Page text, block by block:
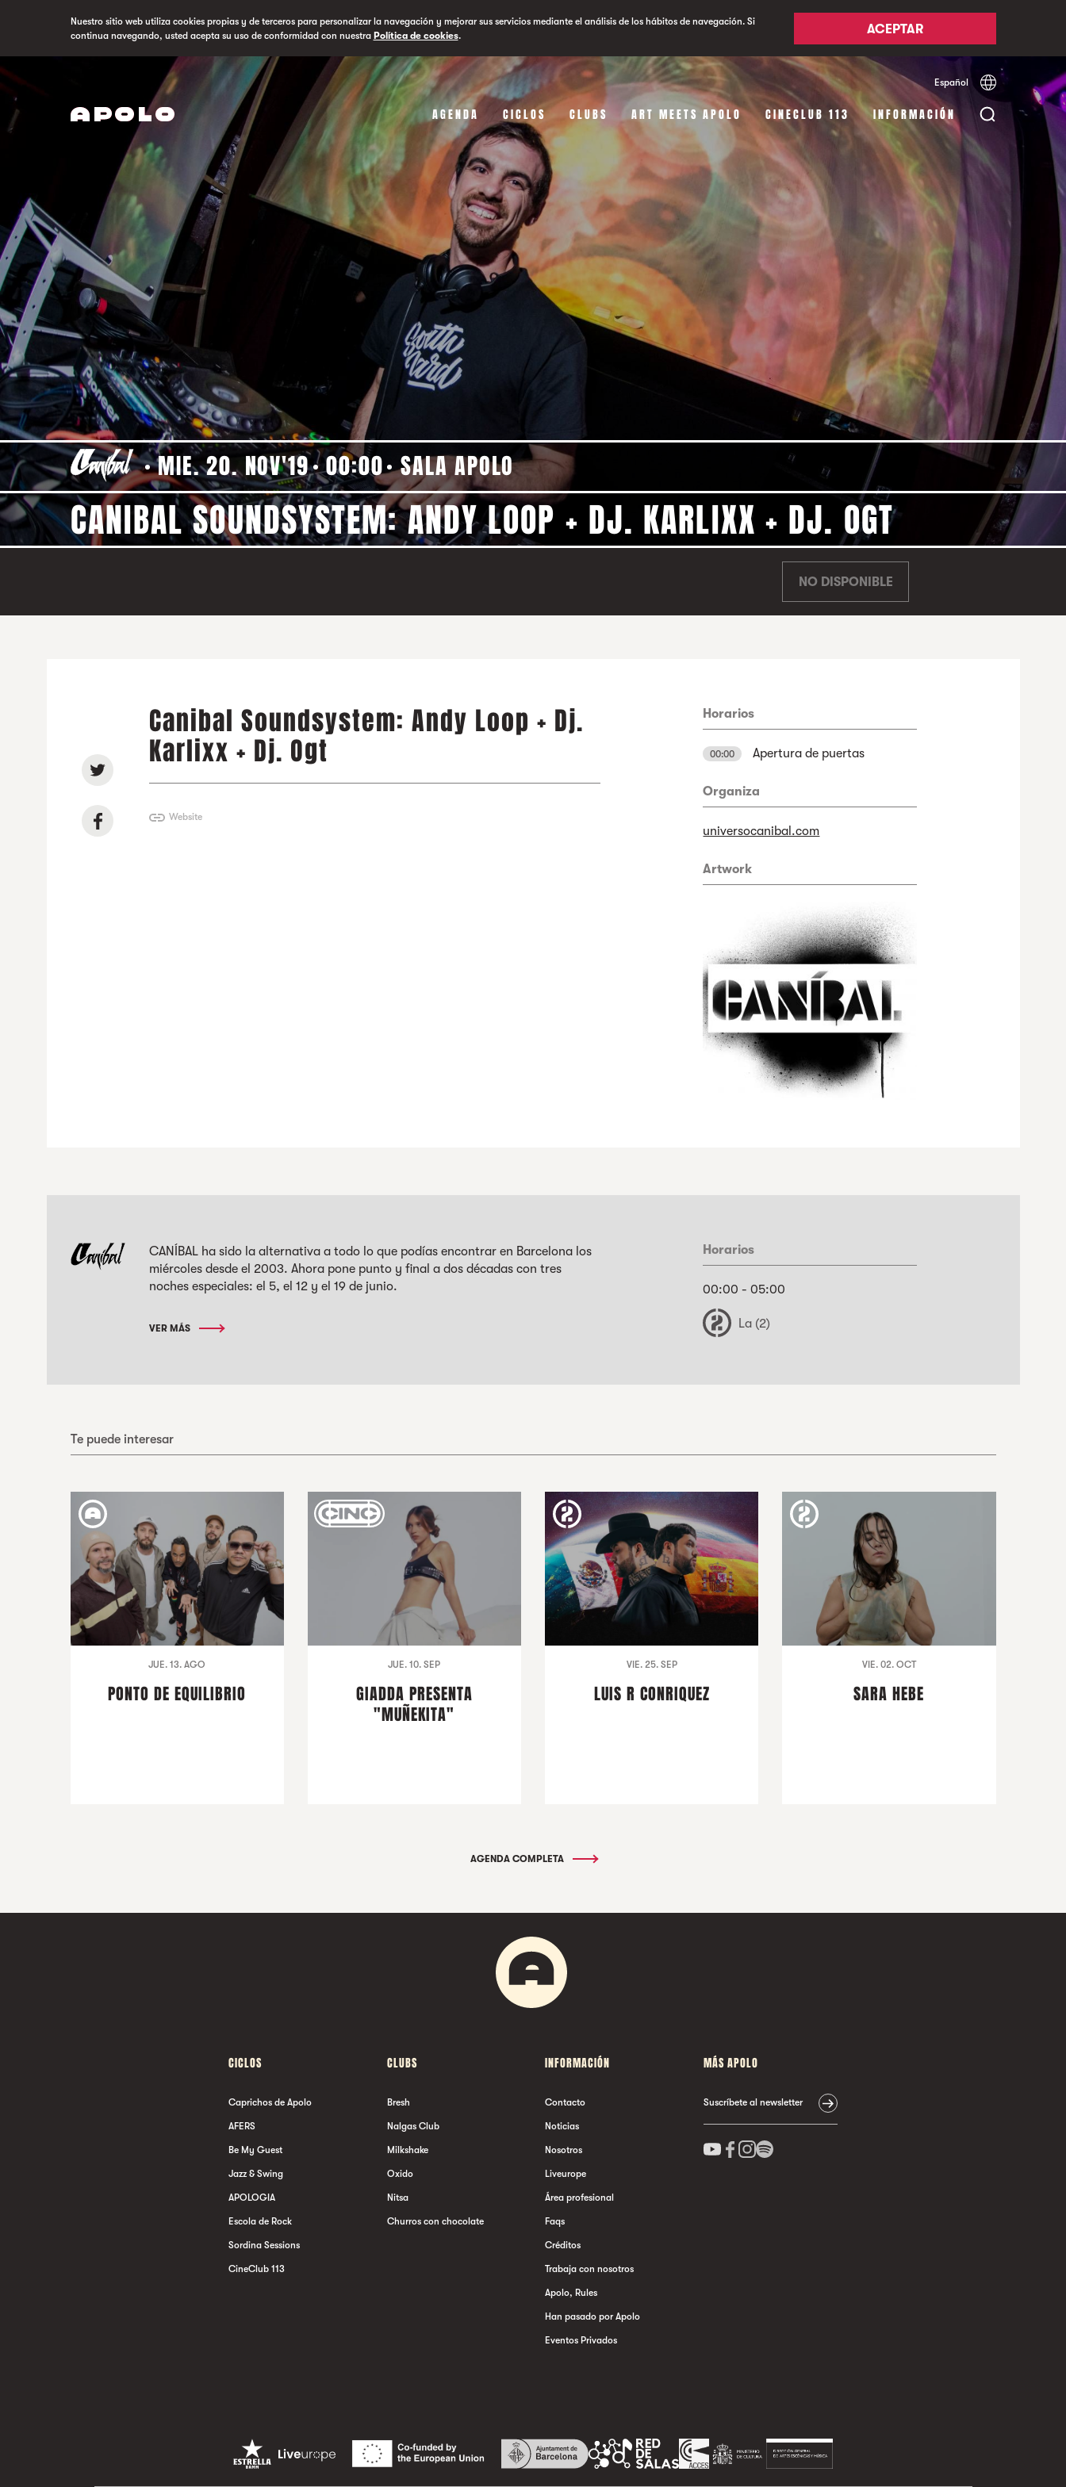
Nuestro sitio web utiliza cookies propias y de terceros para personalizar la navegación y mejorar sus servicios mediante el análisis de los hábitos de navegación. Si
continua navegando, usted acepta su uso de conformidad con nuestra Política de cookies. ACEPTAR
Español Català English
AGENDA CICLOS CLUBS ART MEETS APOLO CINECLUB 113 INFORMACIÓN
MIE. 20. NOV'19 00:00 SALA APOLO
CANIBAL SOUNDSYSTEM: ANDY LOOP + DJ. KARLIXX + DJ. OGT
NO DISPONIBLE
Canibal Soundsystem: Andy Loop + Dj.
Karlixx + Dj. Ogt
Website
Horarios
00:00 Apertura de puertas
Organiza
universocanibal.com
Artwork
CANÍBAL ha sido la alternativa a todo lo que podías encontrar en Barcelona los
miércoles desde el 2003. Ahora pone punto y final a dos décadas con tres
noches especiales: el 5, el 12 y el 19 de junio.
VER MÁS
Horarios
00:00 - 05:00
La (2)
Te puede interesar
JUE. 13. AGO
PONTO DE EQUILIBRIO
JUE. 10. SEP
GIADDA PRESENTA
"MUÑEKITA"
VIE. 25. SEP
LUIS R CONRIQUEZ
VIE. 02. OCT
SARA HEBE
AGENDA COMPLETA
CICLOS
Caprichos de Apolo
AFERS
Be My Guest
Jazz & Swing
APOLOGIA
Escola de Rock
Sordina Sessions
CineClub 113
CLUBS
Bresh
Nalgas Club
Milkshake
Oxido
Nitsa
Churros con chocolate
INFORMACIÓN
Contacto
Noticias
Nosotros
Liveurope
Área profesional
Faqs
Créditos
Trabaja con nosotros
Apolo, Rules
Han pasado por Apolo
Eventos Privados
MÁS APOLO
Suscríbete al newsletter